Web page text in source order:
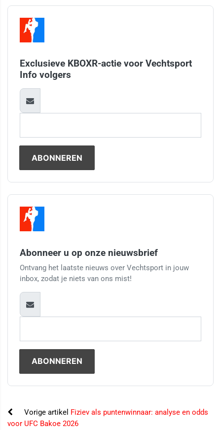
Exclusieve KBOXR-actie voor Vechtsport
Info volgers
Abonneer u op onze nieuwsbrief
Ontvang het laatste nieuws over Vechtsport in jouw
inbox, zodat je niets van ons mist!
Vorige artikel Fiziev als puntenwinnaar: analyse en odds
voor UFC Bakoe 2026